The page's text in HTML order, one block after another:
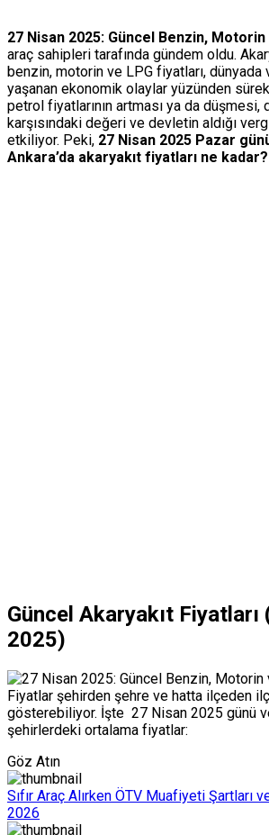
27 Nisan 2025: Güncel Benzin, Motorin
araç sahipleri tarafında gündem oldu.
benzin, motorin ve LPG fiyatları, dünyada
yaşanan ekonomik olaylar yüzünden
petrol fiyatlarının artması ya da düşmesi,
karşısındaki değeri ve devletin aldığı
etkiliyor. Peki, 27 Nisan 2025 Pazar
Ankara’da akaryakıt fiyatları ne kadar?
Güncel Akaryakıt Fiyatları
2025)
Fiyatlar şehirden şehre ve hatta ilçeden
gösterebiliyor. İşte 27 Nisan 2025 günü
şehirlerdeki ortalama fiyatlar:
Göz Atın
Sıfır Araç Alırken ÖTV Muafiyeti Şartları
2026